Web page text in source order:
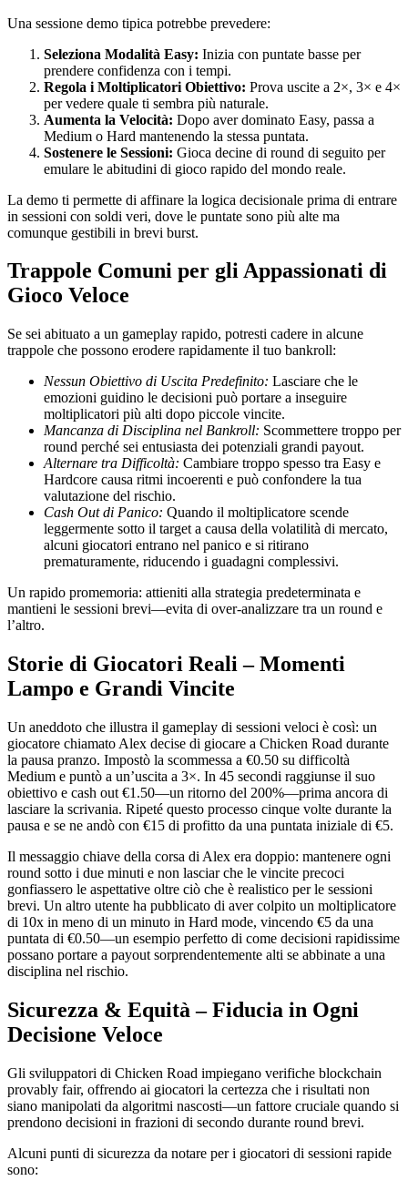
Una sessione demo tipica potrebbe prevedere:
Seleziona Modalità Easy: Inizia con puntate basse per
prendere confidenza con i tempi.
Regola i Moltiplicatori Obiettivo: Prova uscite a 2×, 3× e 4×
per vedere quale ti sembra più naturale.
Aumenta la Velocità: Dopo aver dominato Easy, passa a
Medium o Hard mantenendo la stessa puntata.
Sostenere le Sessioni: Gioca decine di round di seguito per
emulare le abitudini di gioco rapido del mondo reale.
La demo ti permette di affinare la logica decisionale prima di entrare
in sessioni con soldi veri, dove le puntate sono più alte ma
comunque gestibili in brevi burst.
Trappole Comuni per gli Appassionati di
Gioco Veloce
Se sei abituato a un gameplay rapido, potresti cadere in alcune
trappole che possono erodere rapidamente il tuo bankroll:
Nessun Obiettivo di Uscita Predefinito: Lasciare che le
emozioni guidino le decisioni può portare a inseguire
moltiplicatori più alti dopo piccole vincite.
Mancanza di Disciplina nel Bankroll: Scommettere troppo per
round perché sei entusiasta dei potenziali grandi payout.
Alternare tra Difficoltà: Cambiare troppo spesso tra Easy e
Hardcore causa ritmi incoerenti e può confondere la tua
valutazione del rischio.
Cash Out di Panico: Quando il moltiplicatore scende
leggermente sotto il target a causa della volatilità di mercato,
alcuni giocatori entrano nel panico e si ritirano
prematuramente, riducendo i guadagni complessivi.
Un rapido promemoria: attieniti alla strategia predeterminata e
mantieni le sessioni brevi—evita di over‑analizzare tra un round e
l’altro.
Storie di Giocatori Reali – Momenti
Lampo e Grandi Vincite
Un aneddoto che illustra il gameplay di sessioni veloci è così: un
giocatore chiamato Alex decise di giocare a Chicken Road durante
la pausa pranzo. Impostò la scommessa a €0.50 su difficoltà
Medium e puntò a un’uscita a 3×. In 45 secondi raggiunse il suo
obiettivo e cash out €1.50—un ritorno del 200%—prima ancora di
lasciare la scrivania. Ripeté questo processo cinque volte durante la
pausa e se ne andò con €15 di profitto da una puntata iniziale di €5.
Il messaggio chiave della corsa di Alex era doppio: mantenere ogni
round sotto i due minuti e non lasciar che le vincite precoci
gonfiassero le aspettative oltre ciò che è realistico per le sessioni
brevi. Un altro utente ha pubblicato di aver colpito un moltiplicatore
di 10x in meno di un minuto in Hard mode, vincendo €5 da una
puntata di €0.50—un esempio perfetto di come decisioni rapidissime
possano portare a payout sorprendentemente alti se abbinate a una
disciplina nel rischio.
Sicurezza & Equità – Fiducia in Ogni
Decisione Veloce
Gli sviluppatori di Chicken Road impiegano verifiche blockchain
provably fair, offrendo ai giocatori la certezza che i risultati non
siano manipolati da algoritmi nascosti—un fattore cruciale quando si
prendono decisioni in frazioni di secondo durante round brevi.
Alcuni punti di sicurezza da notare per i giocatori di sessioni rapide
sono: